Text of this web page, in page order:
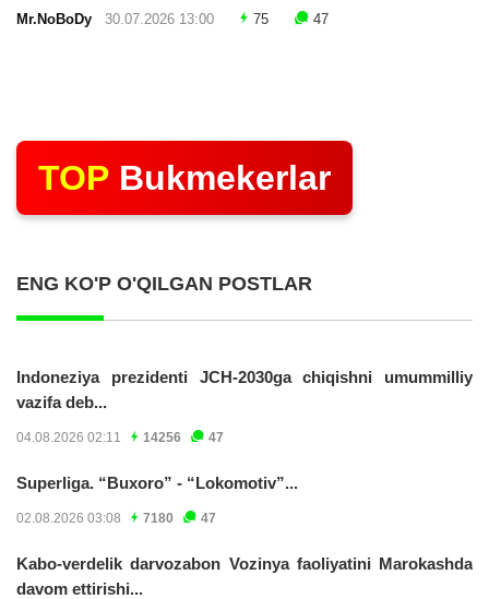
Mr.NoBoDy 30.07.2026 13:00 75 47
TOP Bukmekerlar
ENG KO'P O'QILGAN POSTLAR
Indoneziya prezidenti JCH-2030ga chiqishni umummilliy
vazifa deb...
04.08.2026 02:11 14256 47
Superliga. “Buxoro” - “Lokomotiv”...
02.08.2026 03:08 7180 47
Kabo-verdelik darvozabon Vozinya faoliyatini Marokashda
davom ettirishi...